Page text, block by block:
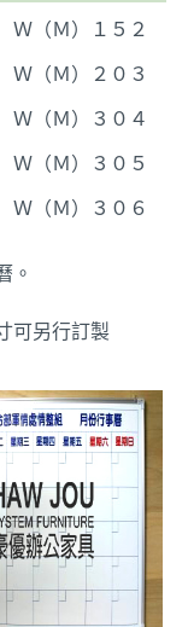
Ｗ（Ｍ）１５２
Ｗ（Ｍ）２０３
Ｗ（Ｍ）３０４
Ｗ（Ｍ）３０５
Ｗ（Ｍ）３０６
。
可另行訂製